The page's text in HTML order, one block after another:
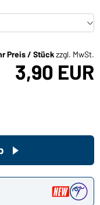
Preis / Stückzzgl. MwSt.
3,90 EUR